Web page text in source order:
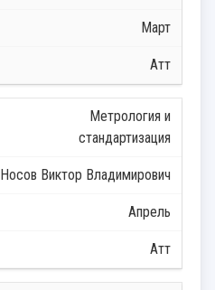
Март
Атт
Метрология и
стандартизация
Носов Виктор Владимирович
Апрель
Атт